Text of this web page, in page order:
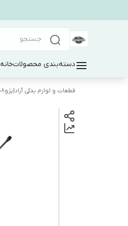
دسته‌بندی محصولاتخانه
قطعات و لوازم یدکی آراد|پژو۲۰۰۸|سیتروئن c3|هیوندای|کیاموتورز